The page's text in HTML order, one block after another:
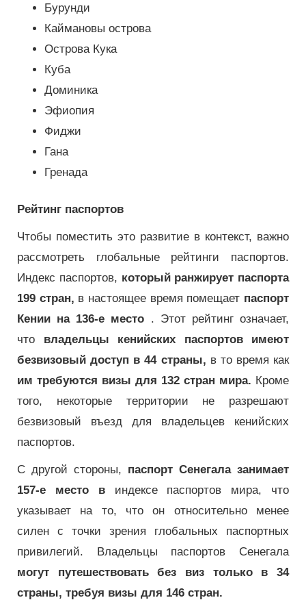
Бурунди
Каймановы острова
Острова Кука
Куба
Доминика
Эфиопия
Фиджи
Гана
Гренада
Рейтинг паспортов
Чтобы поместить это развитие в контекст, важно
рассмотреть глобальные рейтинги паспортов.
Индекс паспортов, который ранжирует паспорта
199 стран, в настоящее время помещает паспорт
Кении на 136-е место . Этот рейтинг означает,
что владельцы кенийских паспортов имеют
безвизовый доступ в 44 страны, в то время как
им требуются визы для 132 стран мира. Кроме
того, некоторые территории не разрешают
безвизовый въезд для владельцев кенийских
паспортов.
С другой стороны, паспорт Сенегала занимает
157-е место виндексе паспортов мира, что
указывает на то, что он относительно менее
силен с точки зрения глобальных паспортных
привилегий. Владельцы паспортов Сенегала
могут путешествовать без виз только в 34
страны, требуя визы для 146 стран.